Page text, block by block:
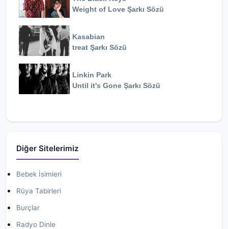
Weight of Love Şarkı Sözü
Kasabian
treat Şarkı Sözü
Linkin Park
Until it's Gone Şarkı Sözü
Diğer Sitelerimiz
Bebek İsimleri
Rüya Tabirleri
Burçlar
Radyo Dinle